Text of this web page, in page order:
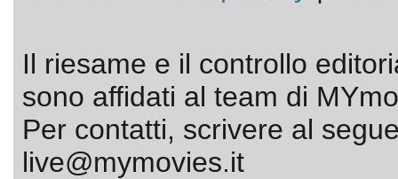
Il riesame e il controllo
sono affidati al team di
Per contatti, scrivere al
live@mymovies.it